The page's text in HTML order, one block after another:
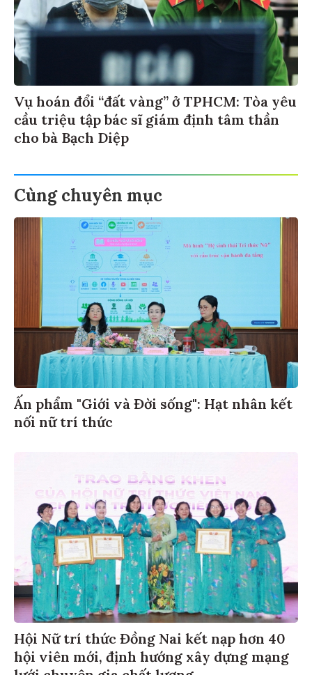
Vụ hoán đổi “đất vàng” ở TPHCM: Tòa yêu
cầu triệu tập bác sĩ giám định tâm thần
cho bà Bạch Diệp
Cùng chuyên mục
Ấn phẩm "Giới và Đời sống": Hạt nhân kết
nối nữ trí thức
Hội Nữ trí thức Đồng Nai kết nạp hơn 40
hội viên mới, định hướng xây dựng mạng